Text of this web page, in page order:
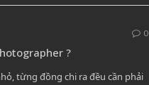
0
?
từng đồng chi ra đều cần phải